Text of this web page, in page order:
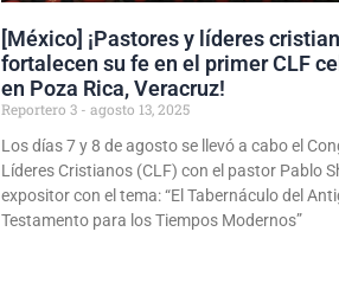
[México] ¡Pastores y líderes
fortalecen su fe en el primer CLF
en Poza Rica, Veracruz!
Reportero 3
agosto 13, 2025
Los días 7 y 8 de agosto se llevó a cabo el
Líderes Cristianos (CLF) con el pastor Pablo
expositor con el tema: “El Tabernáculo del
Testamento para los Tiempos Modernos”